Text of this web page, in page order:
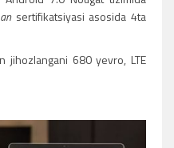
sertifikatsiyasi asosida 4ta
jihozlangani 680 yevro, LTE